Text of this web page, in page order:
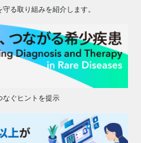
る取り組みを紹介します。
なぐヒントを提示